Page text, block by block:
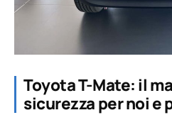
Toyota T-Mate: il
sicurezza per noi e